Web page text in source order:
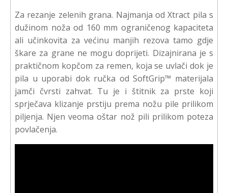
Za rezanje zelenih grana. Najmanja od Xtract pila s
dužinom noža od 160 mm ograničenog kapaciteta
ali učinkovita za većinu manjih rezova tamo gdje
škare za grane ne mogu doprijeti. Dizajnirana je s
praktičnom kopčom za remen, koja se uvlači dok je
pila u uporabi dok ručka od SoftGrip™ materijala
jamči čvrsti zahvat. Tu je i štitnik za prste koji
sprječava klizanje prstiju prema nožu pile prilikom
piljenja. Njen veoma oštar nož pili prilikom poteza
povlačenja.